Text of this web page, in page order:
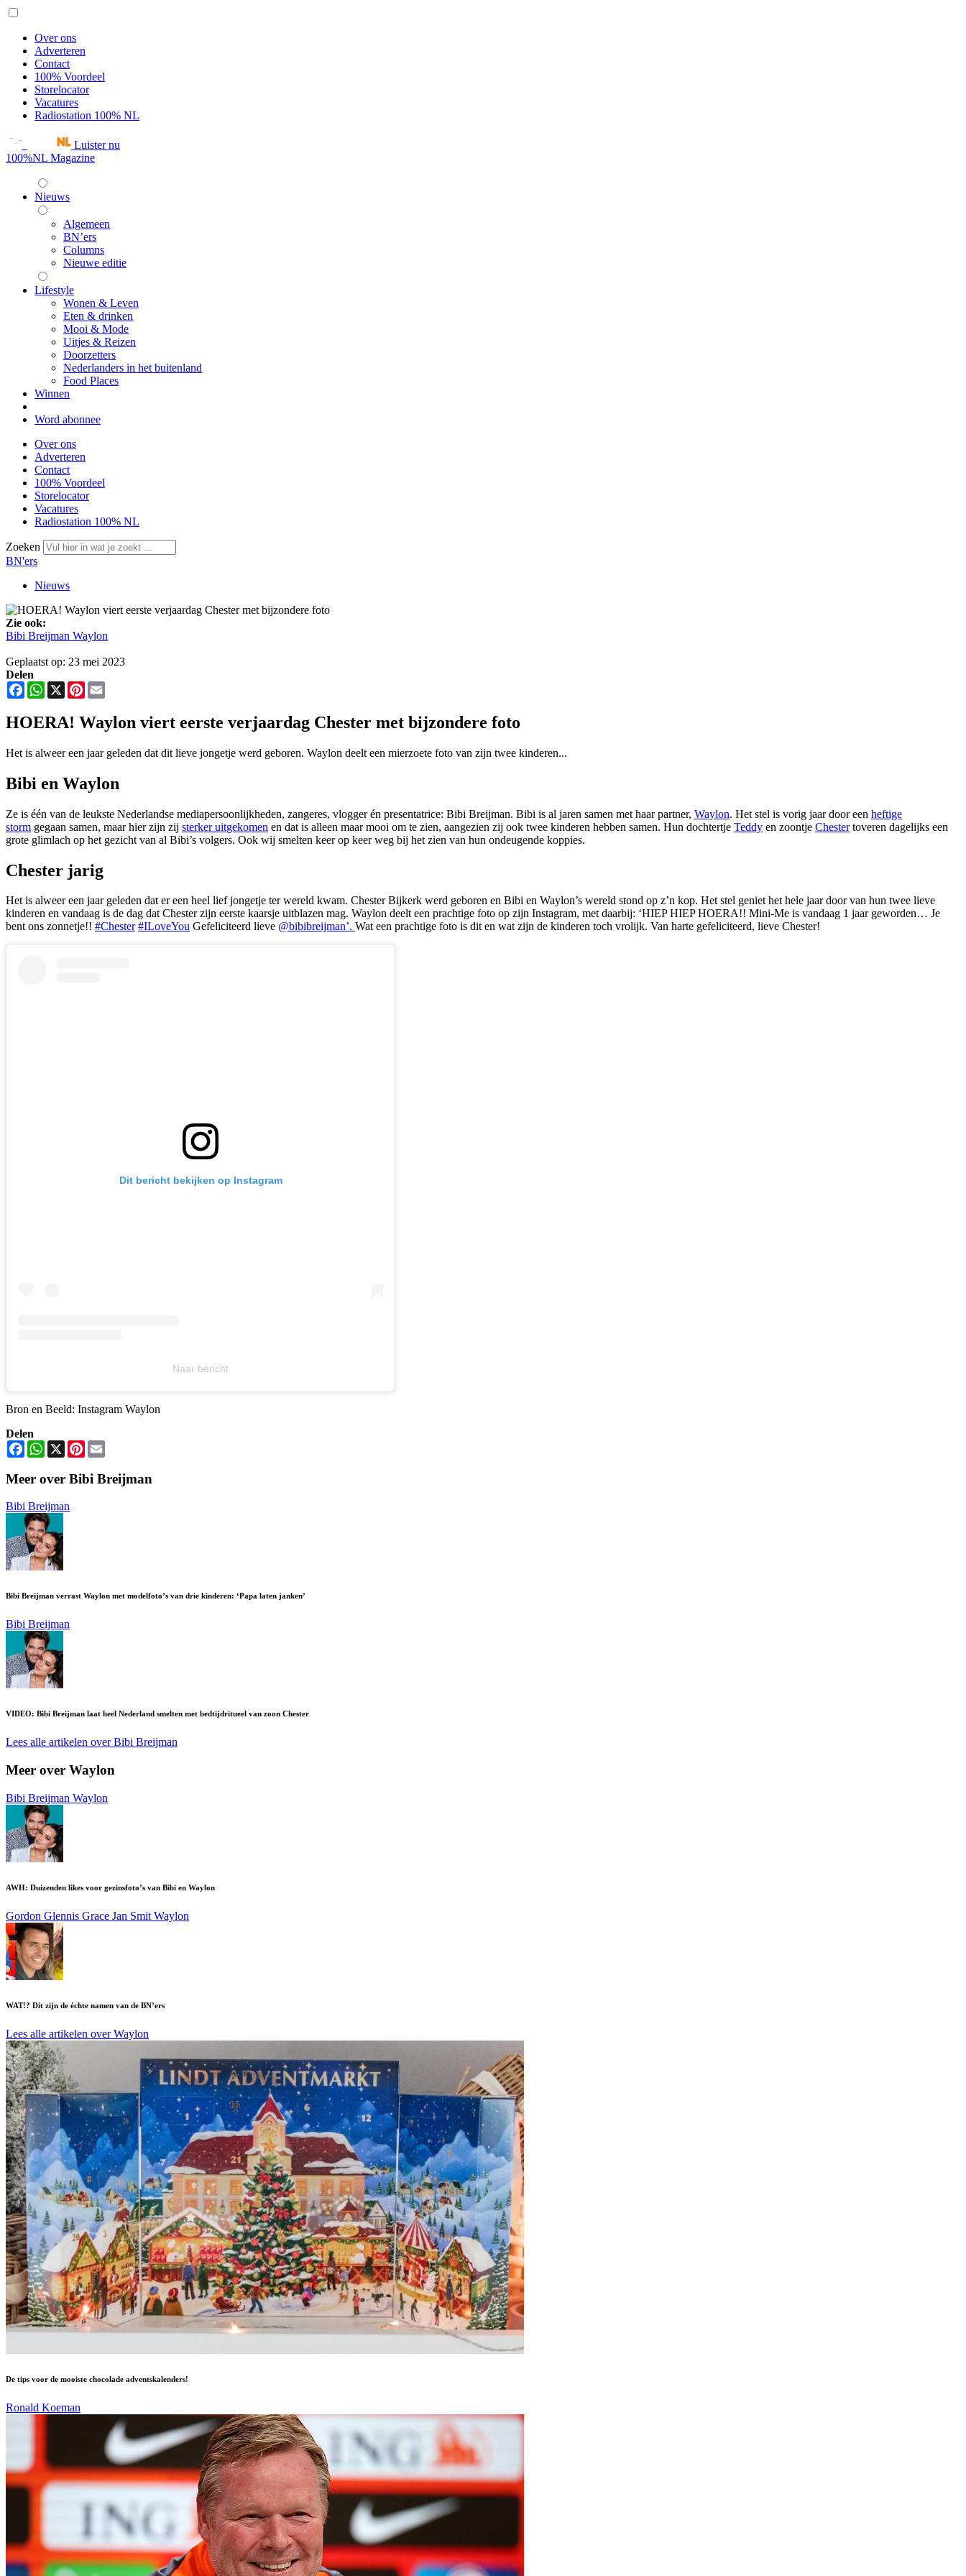
Over ons
Adverteren
Contact
100% Voordeel
Storelocator
Vacatures
Radiostation 100% NL
Luister nu
100%NL Magazine
Nieuws
Algemeen
BN’ers
Columns
Nieuwe editie
Lifestyle
Wonen & Leven
Eten & drinken
Mooi & Mode
Uitjes & Reizen
Doorzetters
Nederlanders in het buitenland
Food Places
Winnen
Word abonnee
Over ons
Adverteren
Contact
100% Voordeel
Storelocator
Vacatures
Radiostation 100% NL
Zoeken
BN'ers
Nieuws
Zie ook:
Bibi Breijman Waylon
Geplaatst op: 23 mei 2023
Delen
FacebookWhatsApp
X Pinterest
HOERA! Waylon viert eerste verjaardag Chester met bijzondere foto
Het is alweer een jaar geleden dat dit lieve jongetje werd geboren. Waylon deelt een mierzoete foto van zijn twee kinderen...
Bibi en Waylon
Ze is één van de leukste Nederlandse mediapersoonlijkheden, zangeres, vlogger én presentatrice: Bibi Breijman. Bibi is al jaren samen met haar partner, Waylon. Het stel is vorig jaar door een heftige
storm gegaan samen, maar hier zijn zij sterker uitgekomen en dat is alleen maar mooi om te zien, aangezien zij ook twee kinderen hebben samen. Hun dochtertje Teddy en zoontje Chestertoveren dagelijks een
grote glimlach op het gezicht van al Bibi’s volgers. Ook wij smelten keer op keer weg bij het zien van hun ondeugende koppies.
Chester jarig
Het is alweer een jaar geleden dat er een heel lief jongetje ter wereld kwam. Chester Bijkerk werd geboren en Bibi en Waylon’s wereld stond op z’n kop. Het stel geniet het hele jaar door van hun twee lieve
kinderen en vandaag is de dag dat Chester zijn eerste kaarsje uitblazen mag. Waylon deelt een prachtige foto op zijn Instagram, met daarbij: ‘HIEP HIEP HOERA!! Mini-Me is vandaag 1 jaar geworden… Je
bent ons zonnetje!! #Chester #ILoveYou Gefeliciteerd lieve @bibibreijman’. Wat een prachtige foto is dit en wat zijn de kinderen toch vrolijk. Van harte gefeliciteerd, lieve Chester!
Dit bericht bekijken op Instagram
Naar bericht
Bron en Beeld: Instagram Waylon
Delen
FacebookWhatsApp
X Pinterest
Meer over Bibi Breijman
Bibi Breijman
Bibi Breijman verrast Waylon met modelfoto’s van drie kinderen: ‘Papa laten janken’
Bibi Breijman
VIDEO: Bibi Breijman laat heel Nederland smelten met bedtijdritueel van zoon Chester
Lees alle artikelen over Bibi Breijman
Meer over Waylon
Bibi Breijman Waylon
AWH: Duizenden likes voor gezinsfoto’s van Bibi en Waylon
Gordon Glennis Grace Jan Smit Waylon
WAT!? Dít zijn de échte namen van de BN’ers
Lees alle artikelen over Waylon
De tips voor de mooiste chocolade adventskalenders!
Ronald Koeman